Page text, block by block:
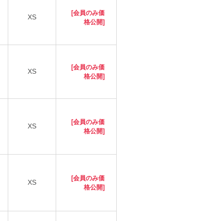
XS
[会員のみ価
格公開]
XS
[会員のみ価
格公開]
XS
[会員のみ価
格公開]
XS
[会員のみ価
格公開]